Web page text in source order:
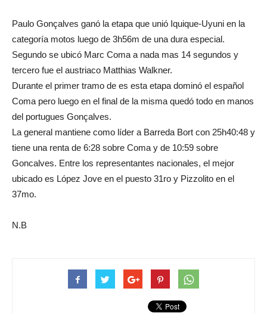
Paulo Gonçalves ganó la etapa que unió Iquique-Uyuni en la
categoría motos luego de 3h56m de una dura especial.
Segundo se ubicó Marc Coma a nada mas 14 segundos y
tercero fue el austriaco Matthias Walkner.
Durante el primer tramo de es esta etapa dominó el español
Coma pero luego en el final de la misma quedó todo en manos
del portugues Gonçalves.
La general mantiene como líder a Barreda Bort con 25h40:48 y
tiene una renta de 6:28 sobre Coma y de 10:59 sobre
Goncalves. Entre los representantes nacionales, el mejor
ubicado es López Jove en el puesto 31ro y Pizzolito en el
37mo.
N.B